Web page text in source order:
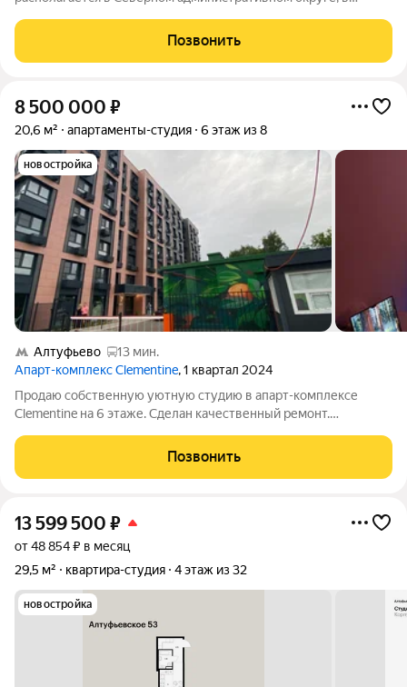
водоёмами и находится рядом с объектами инфраструктуры,
необходимыми для комфортной современной
Позвонить
8 500 000 ₽
20,6 м² апартаменты-студия 6 этаж из 8
новостройка
Алтуфьево
13 мин.
Апарт-комплекс Clementine, 1 квартал 2024
Продаю собственную уютную студию в апарт-комплексе
Clementine на 6 этаже. Сделан качественный ремонт.
восьмисекционный камерный апарт-комплекс с приватным,
закрытым двором без машин и выходом на прилегающую
Позвонить
13 599 500 ₽
от 48 854 ₽ в месяц
29,5 м²
квартира-студия 4 этаж из 32
новостройка